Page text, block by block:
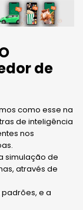
de
como esse na
de inteligência
nos
simulação de
através de
e a